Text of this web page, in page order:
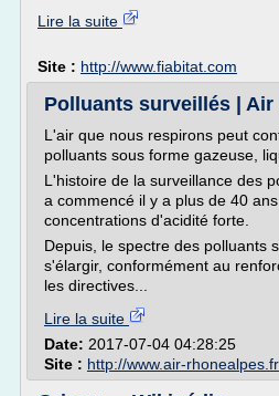
Lire la suite
Site : http://www.fiabitat.com
Polluants surveillés | Air
L'air que nous respirons peut
polluants sous forme gazeuse,
L'histoire de la surveillance des
a commencé il y a plus de 40
concentrations d'acidité forte.
Depuis, le spectre des polluants
s'élargir, conformément au
les directives...
Lire la suite
Date: 2017-07-04 04:28:25
Site : http://www.air-rhonealpes.fr